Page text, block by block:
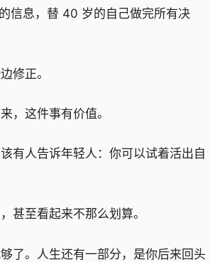
信息，替 40 岁的自己做完所有决
修正。
，这件事有价值。
有人告诉年轻人：你可以试着活出自
甚至看起来不那么划算。
了。人生还有一部分，是你后来回头